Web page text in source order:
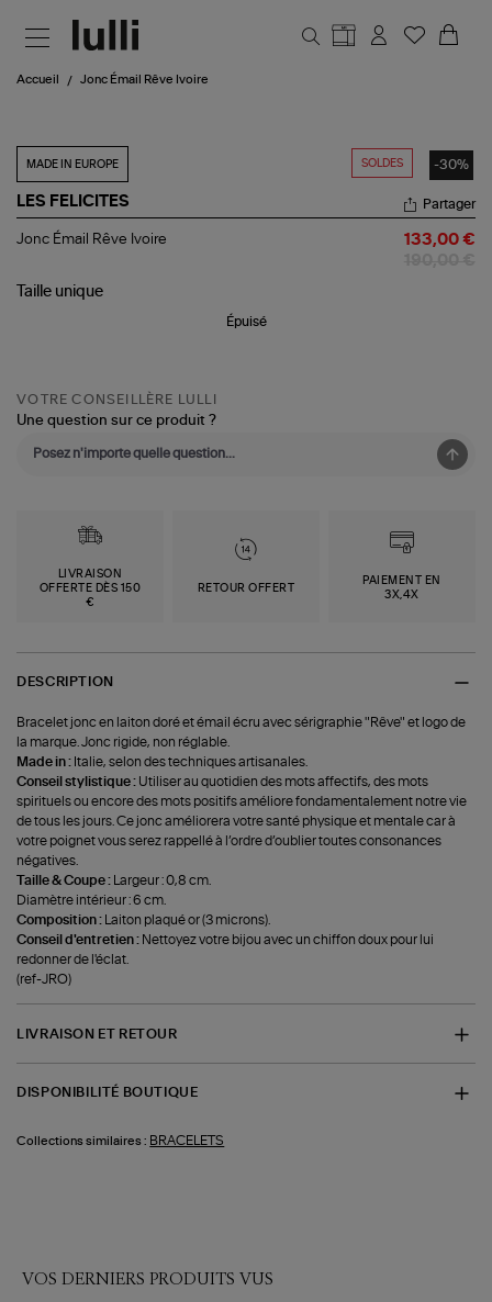
Accueil Jonc Émail Rêve Ivoire
SOLDES -30%
MADE IN EUROPE
LES FELICITES
Jonc
Ivoire
Partager
Jonc Émail Rêve Ivoire 133,00 €
Taille unique
Épuisé
VOTRE CONSEILLÈRE LULLI
Une question sur ce produit ?
LIVRAISON
OFFERTE DÈS 150
€
RETOUR OFFERT
PAIEMENT EN
3X,4X
DESCRIPTION
Bracelet jonc en laiton doré et émail écru avec sérigraphie "Rêve" et logo de
la marque. Jonc rigide, non réglable.
Made in : Italie, selon des techniques artisanales.
Conseil stylistique : Utiliser au quotidien des mots affectifs, des mots
spirituels ou encore des mots positifs améliore fondamentalement notre vie
de tous les jours. Ce jonc améliorera votre santé physique et mentale car à
votre poignet vous serez rappellé à l’ordre d’oublier toutes consonances
négatives.
Taille & Coupe :
Largeur : 0,8 cm.
Diamètre intérieur : 6 cm.
Composition :
Laiton plaqué or (3 microns).
Conseil d'entretien : Nettoyez votre bijou avec un chiffon doux pour lui
redonner de l'éclat.
(ref-JRO)
LIVRAISON ET RETOUR
DISPONIBILITÉ BOUTIQUE
Collections similaires : BRACELETS
VOS DERNIERS PRODUITS VUS